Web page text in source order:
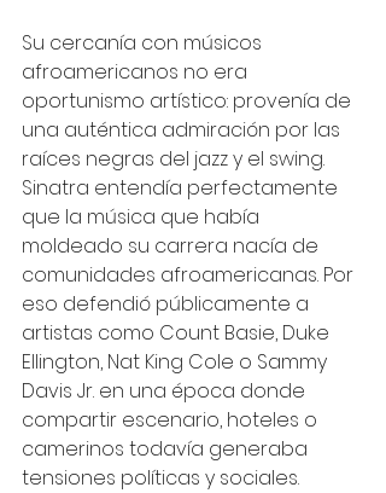
Su cercanía con músicos
afroamericanos no era
oportunismo artístico: provenía de
una auténtica admiración por las
raíces negras del jazz y el swing.
Sinatra entendía perfectamente
que la música que había
moldeado su carrera nacía de
comunidades afroamericanas. Por
eso defendió públicamente a
artistas como Count Basie, Duke
Ellington, Nat King Cole o Sammy
Davis Jr. en una época donde
compartir escenario, hoteles o
camerinos todavía generaba
tensiones políticas y sociales.